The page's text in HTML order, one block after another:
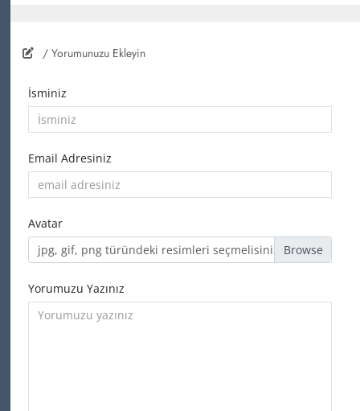
/ Yorumunuzu Ekleyin
İsminiz
Email Adresiniz
Avatar
jpg, gif, png türündeki resimleri seçmelisiniz
Yorumuzu Yazınız